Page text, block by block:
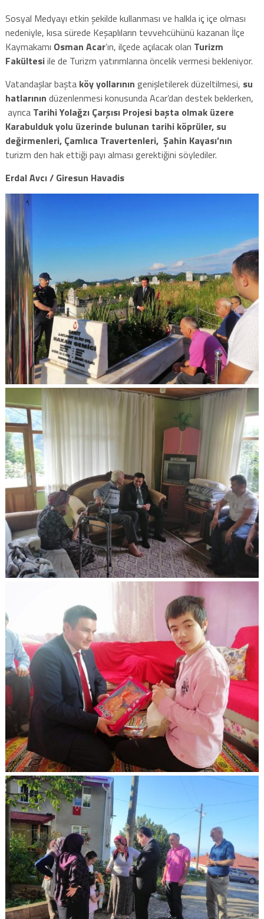
Sosyal Medyayı etkin şekilde kullanması ve halkla iç içe olması
nedeniyle, kısa sürede Keşaplıların tevvehcühünü kazanan İlçe
Kaymakamı Osman Acar’ın, ilçede açılacak olan Turizm
Fakültesiile de Turizm yatırımlarına öncelik vermesi bekleniyor.
Vatandaşlar başta köy yollarının genişletilerek düzeltilmesi, su
hatlarının düzenlenmesi konusunda Acar’dan destek beklerken,
ayrıca Tarihi Yolağzı Çarşısı Projesi başta olmak üzere
Karabulduk yolu üzerinde bulunan tarihi köprüler, su
değirmenleri, Çamlıca Travertenleri, Şahin Kayası’nın
turizm den hak ettiği payı alması gerektiğini söylediler.
Erdal Avcı / Giresun Havadis